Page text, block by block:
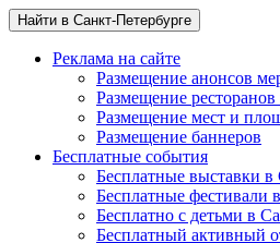
Найти в Санкт-Петербурге
Реклама на сайте
Размещение анонсов
Размещение
Размещение мест и
Размещение баннеров
Бесплатные события
Бесплатные выставки в
Бесплатные фестивали
Бесплатно с детьми в
Бесплатный активный